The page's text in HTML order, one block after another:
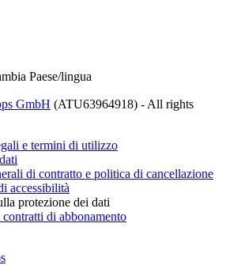
Paese/lingua
GmbH (ATU63964918) - All rights
e termini di utilizzo
di contratto e politica di cancellazione
accessibilità
protezione dei dati
di abbonamento